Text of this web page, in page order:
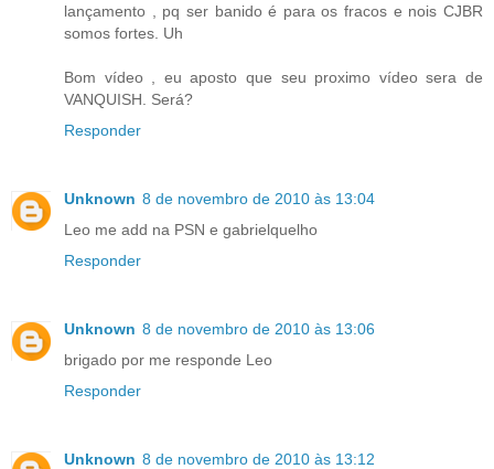
lançamento , pq ser banido é para os fracos e nois CJBR
somos fortes. Uh
Bom vídeo , eu aposto que seu proximo vídeo sera de
VANQUISH. Será?
Responder
Unknown 8 de novembro de 2010 às 13:04
Leo me add na PSN e gabrielquelho
Responder
Unknown 8 de novembro de 2010 às 13:06
brigado por me responde Leo
Responder
Unknown 8 de novembro de 2010 às 13:12